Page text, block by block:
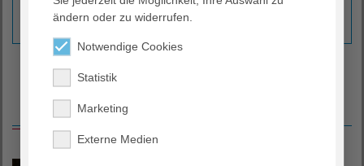
ändern oder zu widerrufen.
Notwendige Cookies
Statistik
Marketing
Externe Medien